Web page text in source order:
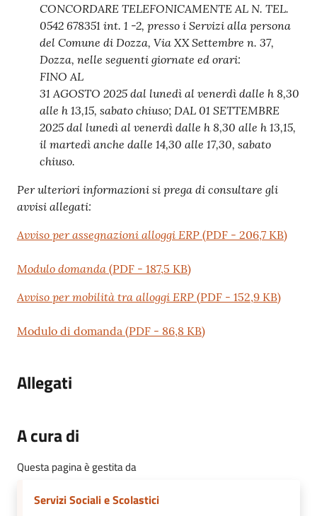
CONCORDARE TELEFONICAMENTE AL N. TEL.
0542 678351 int. 1 -2, presso iServizi alla persona
del Comune di Dozza, Via XXSettembre n. 37,
Dozza, nelle seguentigiornate ed orari:
FINO AL
31 AGOSTO 2025dal lunedì al venerdì dalle h 8,30
alle h 13,15, sabatochiuso; DAL01 SETTEMBRE
2025dal lunedì al venerdì dalle h 8,30 alle h 13,15,
il martedì anche dalle 14,30 alle 17,30, sabato
chiuso.
Per ulteriori informazioni si prega di consultare gli
avvisi allegati:
Avviso per assegnazioni alloggi ERP (PDF - 206,7 KB)
Modulo domanda (PDF - 187,5 KB)
Avviso per mobilità tra alloggi ERP (PDF - 152,9 KB)
Modulo di domanda (PDF - 86,8 KB)
Allegati
A cura di
Questa pagina è gestita da
Servizi Sociali e Scolastici